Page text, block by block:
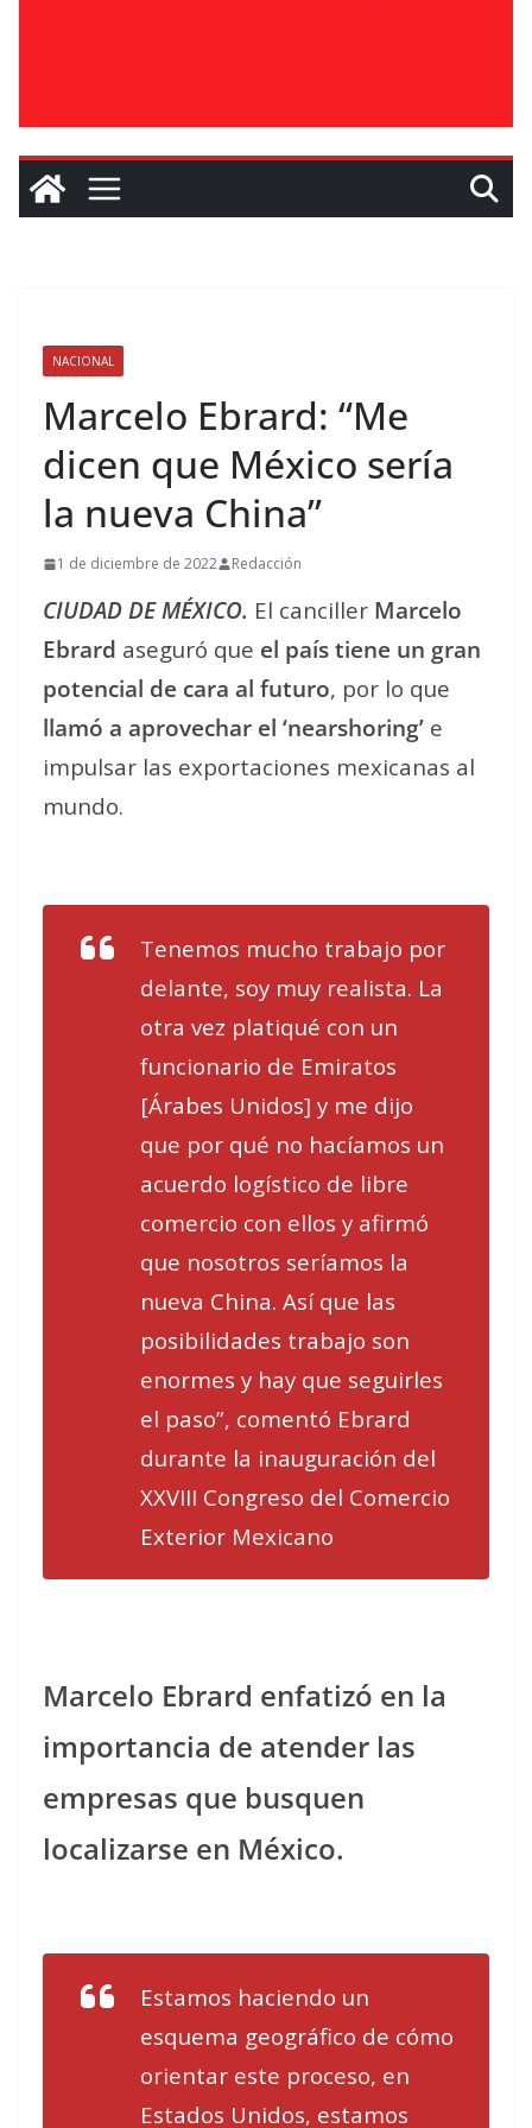
NACIONAL
Marcelo Ebrard: “Me
dicen que México sería
la nueva China”
1 de diciembre de 2022 Redacción
CIUDAD DE MÉXICO. El canciller Marcelo
Ebrard aseguró que el país tiene un gran
potencial de cara al futuro, por lo que
llamó a aprovechar el ‘nearshoring’ e
impulsar las exportaciones mexicanas al
mundo.
Tenemos mucho trabajo por
delante, soy muy realista. La
otra vez platiqué con un
funcionario de Emiratos
[Árabes Unidos] y me dijo
que por qué no hacíamos un
acuerdo logístico de libre
comercio con ellos y afirmó
que nosotros seríamos la
nueva China. Así que las
posibilidades trabajo son
enormes y hay que seguirles
el paso”, comentó Ebrard
durante la inauguración del
XXVIII Congreso del Comercio
Exterior Mexicano
Marcelo Ebrard enfatizó en la
importancia de atender las
empresas que busquen
localizarse en México.
Estamos haciendo un
esquema geográfico de cómo
orientar este proceso, en
Estados Unidos, estamos